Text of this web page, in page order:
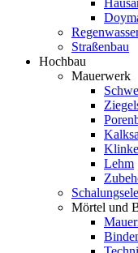
Straßenbau
Hochbau
Mauerwerk
Lehm
Mörtel und